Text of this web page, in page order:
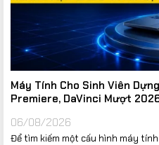
Máy Tính Cho Sinh Viên
Premiere, DaVinci Mượt
06/08/2026
Để tìm kiếm một cấu hình máy